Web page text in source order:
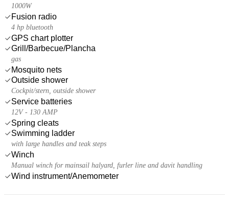
1000W
Fusion radio
4 hp bluetooth
GPS chart plotter
Grill/Barbecue/Plancha
gas
Mosquito nets
Outside shower
Cockpit/stern, outside shower
Service batteries
12V - 130 AMP
Spring cleats
Swimming ladder
with large handles and teak steps
Winch
Manual winch for mainsail halyard, furler line and davit handling
Wind instrument/Anemometer